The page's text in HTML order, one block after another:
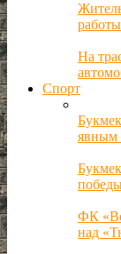
работы
На
Спорт
явным
ФК
над